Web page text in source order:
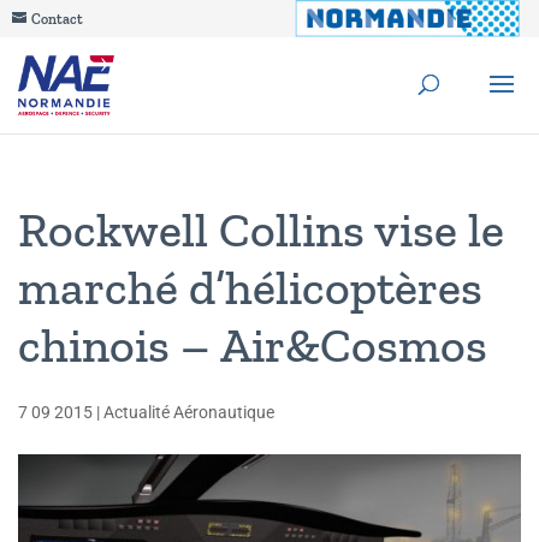
Contact
Rockwell Collins vise le
marché d’hélicoptères
chinois – Air&Cosmos
7 09 2015 |Actualité Aéronautique